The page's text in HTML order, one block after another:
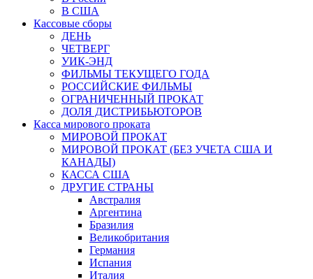
В США
Кассовые сборы
ДЕНЬ
ЧЕТВЕРГ
УИК-ЭНД
ФИЛЬМЫ ТЕКУЩЕГО ГОДА
РОССИЙСКИЕ ФИЛЬМЫ
ОГРАНИЧЕННЫЙ ПРОКАТ
ДОЛЯ ДИСТРИБЬЮТОРОВ
Касса мирового проката
МИРОВОЙ ПРОКАТ
МИРОВОЙ ПРОКАТ (БЕЗ УЧЕТА США И
КАНАДЫ)
КАССА США
ДРУГИЕ СТРАНЫ
Австралия
Аргентина
Бразилия
Великобритания
Германия
Испания
Италия